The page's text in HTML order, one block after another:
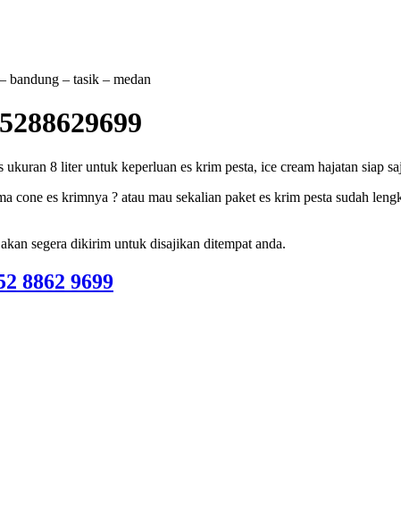
bandung – tasik – medan
8 liter untuk keperluan es krim pesta, ice cream hajatan siap
es krimnya ? atau mau sekalian paket es krim pesta sudah
segera dikirim untuk disajikan ditempat anda.
8862 9699